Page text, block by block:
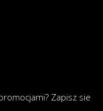
Zapisz sie